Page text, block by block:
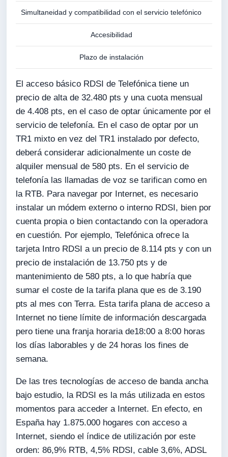
Simultaneidad y compatibilidad con el servicio telefónico
Accesibilidad
Plazo de instalación
El acceso básico RDSI de Telefónica tiene un
precio de alta de 32.480 pts y una cuota mensual
de 4.408 pts, en el caso de optar únicamente por el
servicio de telefonía. En el caso de optar por un
TR1 mixto en vez del TR1 instalado por defecto,
deberá considerar adicionalmente un coste de
alquiler mensual de 580 pts. En el servicio de
telefonía las llamadas de voz se tarifican como en
la RTB. Para navegar por Internet, es necesario
instalar un módem externo o interno RDSI, bien por
cuenta propia o bien contactando con la operadora
en cuestión. Por ejemplo, Telefónica ofrece la
tarjeta Intro RDSI a un precio de 8.114 pts y con un
precio de instalación de 13.750 pts y de
mantenimiento de 580 pts, a lo que habría que
sumar el coste de la tarifa plana que es de 3.190
pts al mes con Terra. Esta tarifa plana de acceso a
Internet no tiene límite de información descargada
pero tiene una franja horaria de18:00 a 8:00 horas
los días laborables y de 24 horas los fines de
semana.
De las tres tecnologías de acceso de banda ancha
bajo estudio, la RDSI es la más utilizada en estos
momentos para acceder a Internet. En efecto, en
España hay 1.875.000 hogares con acceso a
Internet, siendo el índice de utilización por este
orden: 86,9% RTB, 4,5% RDSI, cable 3,6%, ADSL